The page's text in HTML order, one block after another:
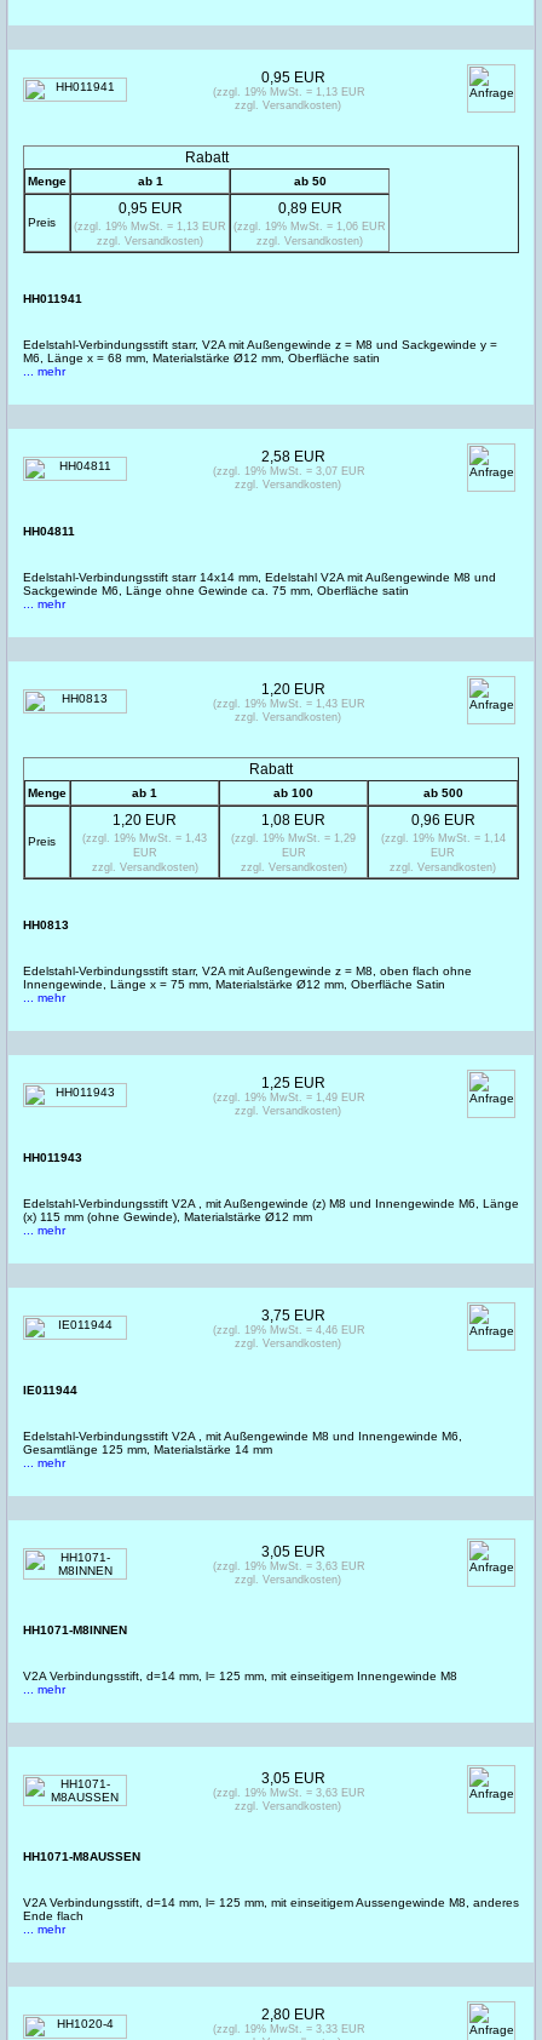
HH011941
Edelstahl-Verbindungsstift starr, V2A mit Außengewinde z = M8 und Sackgewinde y =
M6, Länge x = 68 mm, Materialstärke Ø12 mm, Oberfläche satin
... mehr
Rabatt
Menge ab 1 ab 50
Preis
0,95 EUR
(zzgl. 19% MwSt. = 1,13 EUR
zzgl. Versandkosten)
0,89 EUR
(zzgl. 19% MwSt. = 1,06 EUR
zzgl. Versandkosten)
0,95 EUR
(zzgl. 19% MwSt. = 1,13 EUR
zzgl. Versandkosten)
HH04811
Edelstahl-Verbindungsstift starr 14x14 mm, Edelstahl V2A mit Außengewinde M8 und
Sackgewinde M6, Länge ohne Gewinde ca. 75 mm, Oberfläche satin
... mehr
2,58 EUR
(zzgl. 19% MwSt. = 3,07 EUR
zzgl. Versandkosten)
HH0813
Edelstahl-Verbindungsstift starr, V2A mit Außengewinde z = M8, oben flach ohne
Innengewinde, Länge x = 75 mm, Materialstärke Ø12 mm, Oberfläche Satin
... mehr
Rabatt
Menge ab 1 ab 100 ab 500
Preis
1,20 EUR
(zzgl. 19% MwSt. = 1,43
EUR
zzgl. Versandkosten)
1,08 EUR
(zzgl. 19% MwSt. = 1,29
EUR
zzgl. Versandkosten)
0,96 EUR
(zzgl. 19% MwSt. = 1,14
EUR
zzgl. Versandkosten)
1,20 EUR
(zzgl. 19% MwSt. = 1,43 EUR
zzgl. Versandkosten)
HH011943
Edelstahl-Verbindungsstift V2A , mit Außengewinde (z) M8 und Innengewinde M6, Länge
(x) 115 mm (ohne Gewinde), Materialstärke Ø12 mm
... mehr
1,25 EUR
(zzgl. 19% MwSt. = 1,49 EUR
zzgl. Versandkosten)
IE011944
Edelstahl-Verbindungsstift V2A , mit Außengewinde M8 und Innengewinde M6,
Gesamtlänge 125 mm, Materialstärke 14 mm
... mehr
3,75 EUR
(zzgl. 19% MwSt. = 4,46 EUR
zzgl. Versandkosten)
HH1071-M8INNEN
V2A Verbindungsstift, d=14 mm, l= 125 mm, mit einseitigem Innengewinde M8
... mehr
3,05 EUR
(zzgl. 19% MwSt. = 3,63 EUR
zzgl. Versandkosten)
HH1071-M8AUSSEN
V2A Verbindungsstift, d=14 mm, l= 125 mm, mit einseitigem Aussengewinde M8, anderes
Ende flach
... mehr
3,05 EUR
(zzgl. 19% MwSt. = 3,63 EUR
zzgl. Versandkosten)
2,80 EUR
(zzgl. 19% MwSt. = 3,33 EUR